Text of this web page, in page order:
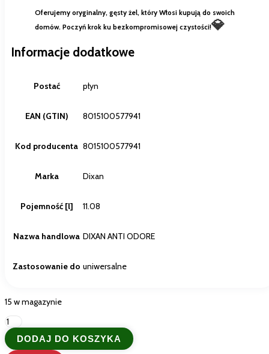
Oferujemy oryginalny, gęsty żel, który Włosi kupują do swoich
domów. Poczyń krok ku bezkompromisowej czystości!💎
Informacje dodatkowe
Postać płyn
EAN (GTIN) 8015100577941
Kod producenta 8015100577941
Marka Dixan
Pojemność [l] 11.08
Nazwa handlowa DIXAN ANTI ODORE
Zastosowanie do uniwersalne
15 w magazynie
ilość
Włoski
Żel
DODAJ DO KOSZYKA